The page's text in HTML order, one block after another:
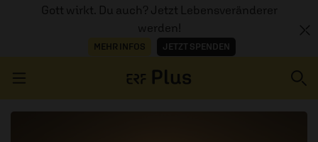
Gott wirkt. Du auch? Jetzt Lebensveränderer
werden!
MEHR INFOS JETZT SPENDEN